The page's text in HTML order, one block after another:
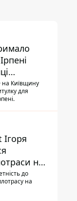
з
на Київщину
для
на
до
на